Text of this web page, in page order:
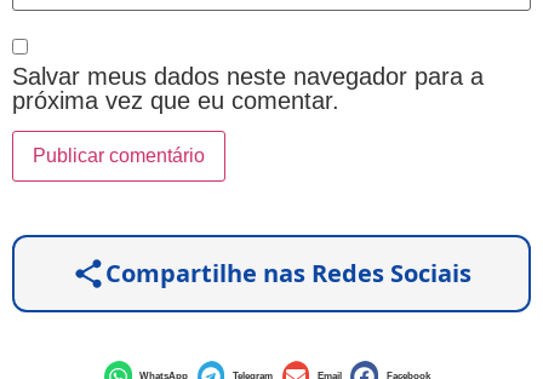
Salvar meus dados neste navegador para a
próxima vez que eu comentar.
Compartilhe nas Redes Sociais
WhatsApp Telegram Email Facebook